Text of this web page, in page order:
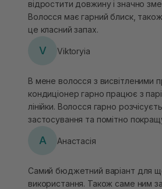
відростити довжину і значно
Волосся має гарний блиск,
це класний запах.
V Viktoryia
В мене волосся з висвітленими
кондиціонер гарно працює з
лінійки. Волосся гарно
застосування та помітно
А Анастасія
Самий бюджетний варіант для
використання. Також саме ним